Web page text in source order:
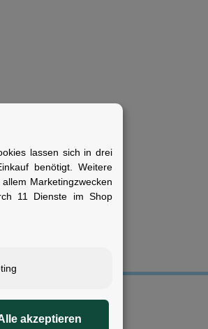
für unterwegs
16g
16g
lassen sich in drei
benötigt. Weitere
Marketingzwecken
11 Dienste im Shop
akzeptieren